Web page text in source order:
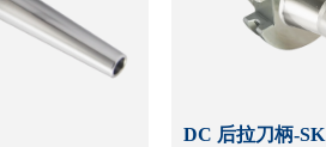
DC 后拉刀柄-SK